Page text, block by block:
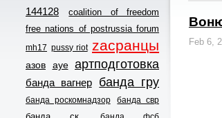
144128
coalition of freedom
free nations of postrussia forum
mh17 pussy riot zасранцы
азов ауе артподготовка
банда вагнер банда гру
банда роскомнадзор банда свр
Feb 6,